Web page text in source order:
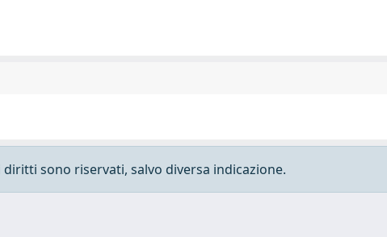
sono riservati, salvo diversa indicazione.